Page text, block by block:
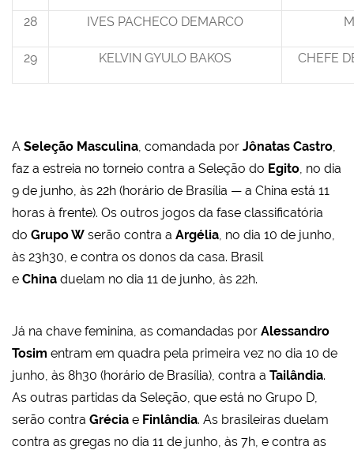
28 IVES PACHECO DEMARCO
29 KELVIN GYULO BAKOS CHEFE
A Seleção Masculina , comandada por Jônatas Castro
faz a estreia no torneio contra a Seleção do Egito , no dia
9 de junho, às 22h (horário de Brasília — a China está 11
horas à frente). Os outros jogos da fase classificatória
do Grupo W serão contra a Argélia , no dia 10 de junho,
às 23h30, e contra os donos da casa. Brasil
e China duelam no dia 11 de junho, às 22h.
Já na chave feminina, as comandadas por Alessandro
Tosim entram em quadra pela primeira vez no dia 10 de
junho, às 8h30 (horário de Brasília), contra a Tailândia.
As outras partidas da Seleção, que está no Grupo D,
serão contra Grécia e Finlândia. As brasileiras duelam
contra as gregas no dia 11 de junho, às 7h, e contra as